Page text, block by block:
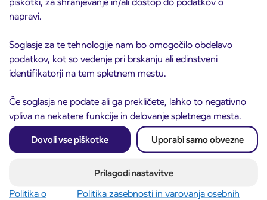
napravi.
Soglasje za te tehnologije nam bo omogočilo obdelavo
podatkov, kot so vedenje pri brskanju ali edinstveni
identifikatorji na tem spletnem mestu.
Če soglasja ne podate ali ga prekličete, lahko to negativno
vpliva na nekatere funkcije in delovanje spletnega mesta.
Dovoli vse piškotke Uporabi samo obvezne
Prilagodi nastavitve
Politika o
Politika zasebnosti in varovanja osebnih
3. 8. 2026
Predprodaja dijaških subvencioniranih IJPP
vozovnic za šolsko leto 2026/2027 se začne
21. avgusta
Kranj